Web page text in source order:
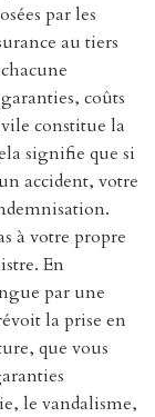
par les
au tiers
coûts
constitue la
signifie que si
accident, votre
à votre propre
En
par une
la prise en
que vous
le vandalisme,